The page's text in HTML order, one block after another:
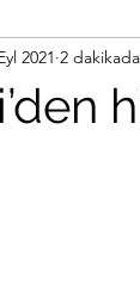
2021 2